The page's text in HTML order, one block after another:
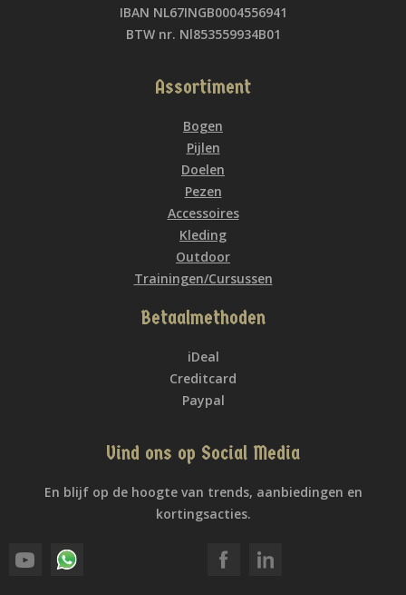
IBAN NL67INGB0004556941
BTW nr. Nl853559934B01
Assortiment
Bogen
Pijlen
Doelen
Pezen
Accessoires
Kleding
Outdoor
Trainingen/Cursussen
Betaalmethoden
iDeal
Creditcard
Paypal
Vind ons op Social Media
En blijf op de hoogte van trends, aanbiedingen en
kortingsacties.